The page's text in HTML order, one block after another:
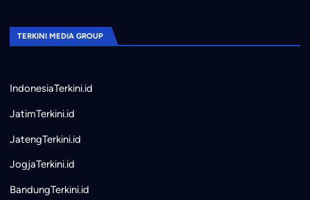
TERKINI MEDIA GROUP
IndonesiaTerkini.id
JatimTerkini.id
JatengTerkini.id
JogjaTerkini.id
BandungTerkini.id